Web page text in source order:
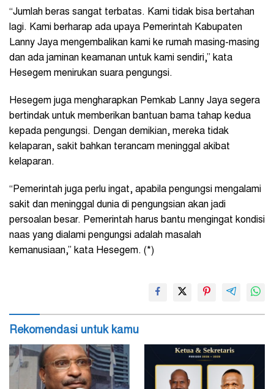
“Jumlah beras sangat terbatas. Kami tidak bisa bertahan
lagi. Kami berharap ada upaya Pemerintah Kabupaten
Lanny Jaya mengembalikan kami ke rumah masing-masing
dan ada jaminan keamanan untuk kami sendiri,” kata
Hesegem menirukan suara pengungsi.
Hesegem juga mengharapkan Pemkab Lanny Jaya segera
bertindak untuk memberikan bantuan bama tahap kedua
kepada pengungsi. Dengan demikian, mereka tidak
kelaparan, sakit bahkan terancam meninggal akibat
kelaparan.
“Pemerintah juga perlu ingat, apabila pengungsi mengalami
sakit dan meninggal dunia di pengungsian akan jadi
persoalan besar. Pemerintah harus bantu mengingat kondisi
naas yang dialami pengungsi adalah masalah
kemanusiaan,” kata Hesegem. (*)
Rekomendasi untuk kamu